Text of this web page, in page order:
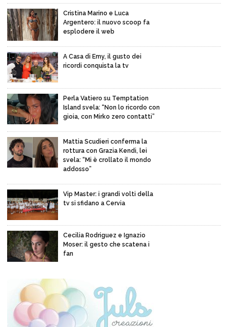
Cristina Marino e Luca
Argentero: il nuovo scoop fa
esplodere il web
A Casa di Emy, il gusto dei
ricordi conquista la tv
Perla Vatiero su Temptation
Island svela: “Non lo ricordo con
gioia, con Mirko zero contatti”
Mattia Scudieri conferma la
rottura con Grazia Kendi, lei
svela: “Mi è crollato il mondo
addosso”
Vip Master: i grandi volti della
tv si sfidano a Cervia
Cecilia Rodriguez e Ignazio
Moser: il gesto che scatena i
fan